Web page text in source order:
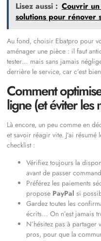
Lisez aussi : Couvrir
solutions pour rénover
Au fond, choisir Ebatpro pour
aménager une pièce : il faut
tester… mais sans jamais
derrière le service, car c’est
Comment
ligne (et éviter les
Là encore, un peu comme en
et savoir réagir vite. J’ai
checklist :
Vérifiez toujours la
avant de passer
Préférez les paiements
propose PayPal si
Gardez toutes les
écrits… On n’est jamais
N’hésitez pas à partager
pros, pour que la